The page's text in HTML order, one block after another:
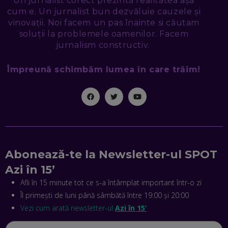
CE-AM ÎNVĂȚAT DIN EPISODUL GEORGESCU
EP. 46
MIHAI CEPOI, JOBFUL: SCHIMBĂM MODUL ÎN CARE APLICI
LA JOB! CUM DEMONSTREZI ABILITĂȚI ȘI CÂȘTIGI PREMII
ANTONIO ENACHE, SENSE4FIT: CUM TE AJUTĂ
TEHNOLOGIA SĂ FACI SPORT, SĂ FII MAI COMPETITIV ȘI SĂ
REVOLUȚIONA LIVRĂRILE RAPIDE, DIN ROMÂNIA PÂNĂ ÎN
EP. 43
MAI MEARGĂ PREA MULT CU MANȚOGĂRII! DACĂ NU NE
RESPECTĂM OBLIGAȚIILE EUROPENE, VOM AVEA
EP. 42
cum e. Un jurnalist bun dezvăluie cauzele și
vinovații. Noi facem un pas înainte si căutam
soluții la problemele oamenilor. Facem
jurnalism constructiv.
Împreună schimbăm lumea în care trăim!
Abonează-te la Newsletter-ul SPOT
Azi în 15’
Afli în 15 minute tot ce s-a întâmplat important într-o zi
Îl primești de luni până sâmbătă între 19:00 și 20:00
Vezi cum arată newsletter-ul Azi în 15’